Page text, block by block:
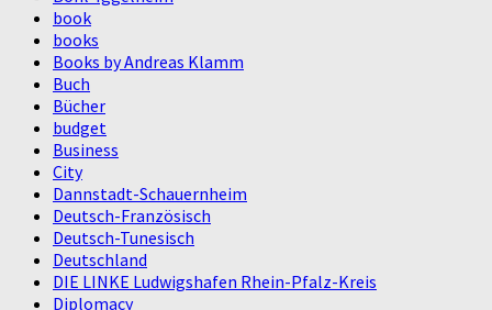
book
books
Books by Andreas Klamm
Buch
Bücher
budget
Business
City
Dannstadt-Schauernheim
Deutsch-Französisch
Deutsch-Tunesisch
Deutschland
DIE LINKE Ludwigshafen Rhein-Pfalz-Kreis
Diplomacy